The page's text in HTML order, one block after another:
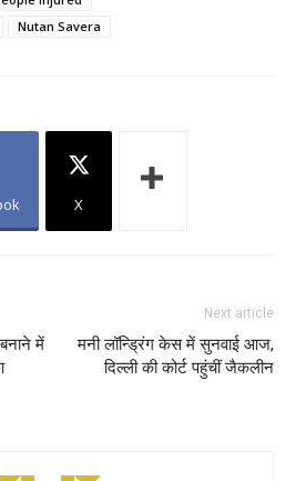
Nutan Savera
X
में
Next article
मनी लॉन्ड्रिंग केस में सुनवाई आज,
दिल्ली की कोर्ट पहुंचीं जैकलीन